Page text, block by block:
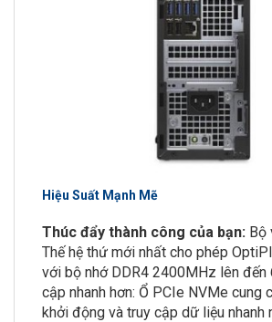
Hiệu Suất Mạnh Mẽ
Thúc đẩy thành công của bạn: Bộ
Thế hệ thứ mới nhất cho phép
với bộ nhớ DDR4 2400MHz lên đến
cập nhanh hơn: Ổ PCIe NVMe cung
khởi động và truy cập dữ liệu nhanh